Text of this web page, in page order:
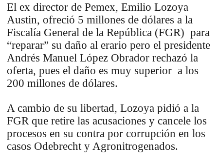
El ex director de Pemex, Emilio Lozoya
Austin, ofreció 5 millones de dólares a la
Fiscalía General de la República (FGR) para
“reparar” su daño al erario pero el presidente
Andrés Manuel López Obrador rechazó la
oferta, pues el daño es muy superior a los
200 millones de dólares.
A cambio de su libertad, Lozoya pidió a la
FGR que retire las acusaciones y cancele los
procesos en su contra por corrupción en los
casos Odebrecht y Agronitrogenados.